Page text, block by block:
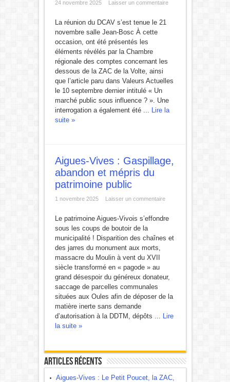
24 novembre 2025 Laisser un commentaire
La réunion du DCAV s’est tenue le 21
novembre salle Jean-Bosc À cette
occasion, ont été présentés les
éléments révélés par la Chambre
régionale des comptes concernant les
dessous de la ZAC de la Volte, ainsi
que l’article paru dans Valeurs Actuelles
le 10 septembre dernier intitulé « Un
marché public sous influence ? ». Une
interrogation a également été ... Lire la
suite »
Aigues-Vives : Gaspillage,
abandon et mépris du
patrimoine public
1 novembre 2025 Laisser un commentaire
Le patrimoine Aigues-Vivois s’effondre
sous les coups de boutoir de la
municipalité ! Disparition des chaînes et
des jarres du monument aux morts,
massacre du Moulin à vent du XVII
siècle transformé en « pagode » au
grand désespoir du généreux donateur,
saccage de parcelles communales
situées aux Oules afin de déposer de la
matière inerte sans demande
d’autorisation à la DDTM, dépôts ... Lire
la suite »
Articles récents
Aigues-Vives : Le Petit Poucet, la ZAC,